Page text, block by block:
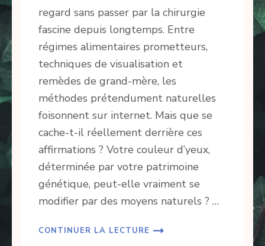
regard sans passer par la chirurgie
fascine depuis longtemps. Entre
régimes alimentaires prometteurs,
techniques de visualisation et
remèdes de grand-mère, les
méthodes prétendument naturelles
foisonnent sur internet. Mais que se
cache-t-il réellement derrière ces
affirmations ? Votre couleur d’yeux,
déterminée par votre patrimoine
génétique, peut-elle vraiment se
modifier par des moyens naturels ? …
CONTINUER LA LECTURE